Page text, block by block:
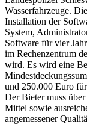
Wasserfahrzeuge.
Installation der
System,
Software für vier
im Rechenzentrum
wird. Es wird eine
und 250.000 Euro
Der Bieter muss
Mittel sowie
angemessener